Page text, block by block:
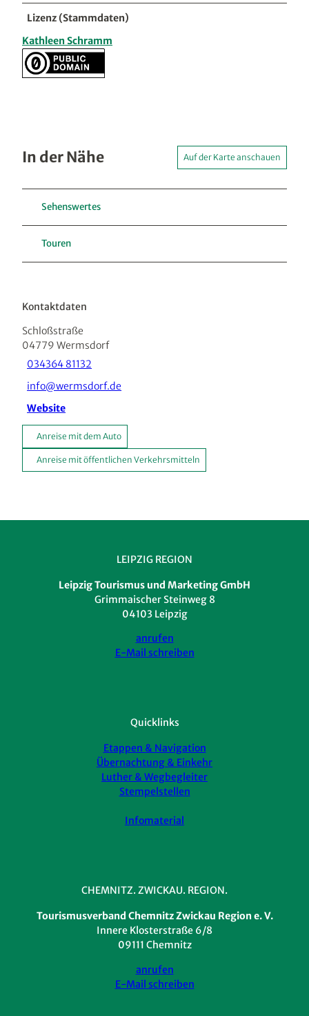
Lizenz (Stammdaten)
Kathleen Schramm
In der Nähe Auf der Karte anschauen
Sehenswertes
Touren
Kontaktdaten
Schloßstraße
04779 Wermsdorf
034364 81132
info@wermsdorf.de
Website
Anreise mit dem Auto
Anreise mit öffentlichen Verkehrsmitteln
LEIPZIG REGION
Leipzig Tourismus und Marketing GmbH
Grimmaischer Steinweg 8
04103 Leipzig
anrufen
E-Mail schreiben
Quicklinks
Etappen & Navigation
Übernachtung & Einkehr
Luther & Wegbegleiter
Stempelstellen
Infomaterial
CHEMNITZ. ZWICKAU. REGION.
Tourismusverband Chemnitz Zwickau Region e. V.
Innere Klosterstraße 6/8
09111 Chemnitz
anrufen
E-Mail schreiben